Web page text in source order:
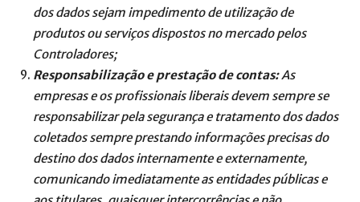
dos dados sejam impedimento de utilização de
produtos ou serviços dispostos no mercado pelos
Controladores;
Responsabilização e prestação de contas:As
empresas e os profissionais liberais devem sempre se
responsabilizar pela segurança e tratamento dos dados
coletados sempre prestando informações precisas do
destino dos dados internamente e externamente,
comunicando imediatamente as entidades públicas e